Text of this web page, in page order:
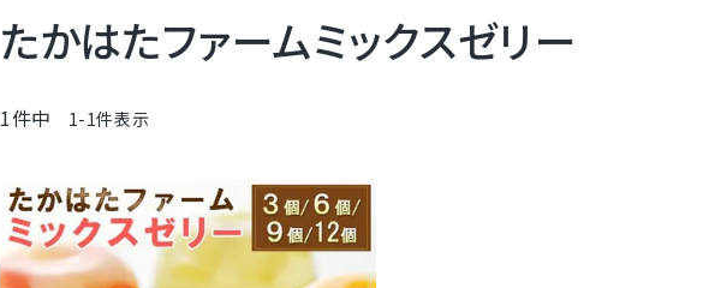
たかはたファームミックスゼリー
1件中 1-1件表示